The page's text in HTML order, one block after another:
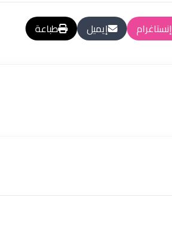
إنستاغرام إيميل طباعة